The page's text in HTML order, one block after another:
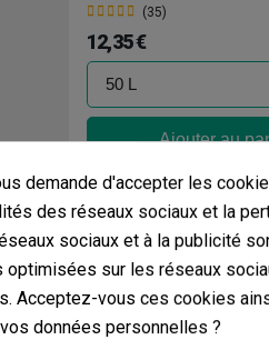
(35)
12,35 €
Ajouter au
demande d'accepter les
des réseaux sociaux et la
sociaux et à la publicité
optimisées sur les réseaux
Acceptez-vous ces cookies
données personnelles ?